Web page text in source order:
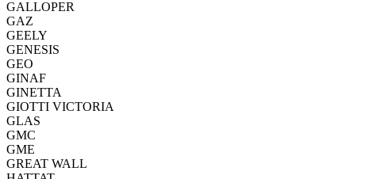
GALLOPER
GAZ
GEELY
GENESIS
GEO
GINAF
GINETTA
GIOTTI VICTORIA
GLAS
GMC
GME
GREAT WALL